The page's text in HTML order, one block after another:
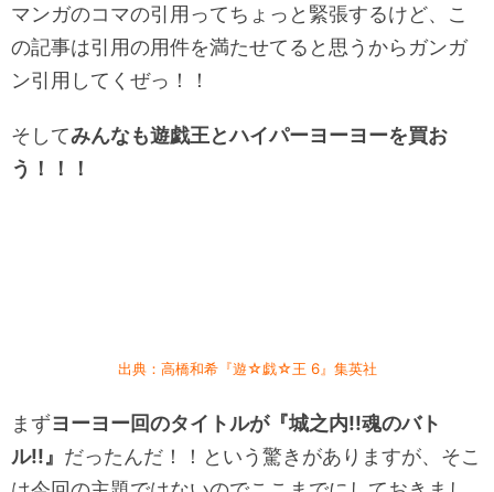
マンガのコマの引用ってちょっと緊張するけど、こ
の記事は引用の用件を満たせてると思うからガンガ
ン引用してくぜっ！！
そしてみんなも遊戯王とハイパーヨーヨーを買お
う！！！
出典：高橋和希『遊☆戯☆王 6』集英社
まずヨーヨー回のタイトルが『城之内!!魂のバト
ル!!』 だったんだ！！という驚きがありますが、そこ